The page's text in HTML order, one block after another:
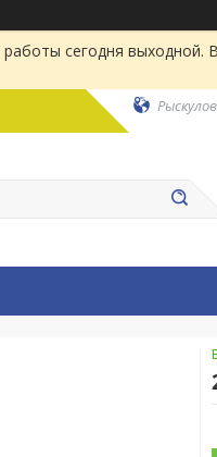
сегодня